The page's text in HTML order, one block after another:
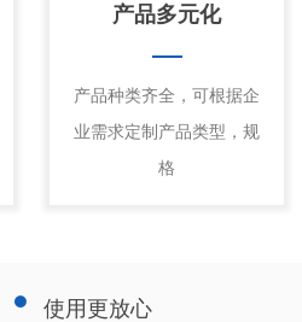
产品多元化
产品种类齐全，可根据企
业需求定制产品类型，规
格
使用更放心